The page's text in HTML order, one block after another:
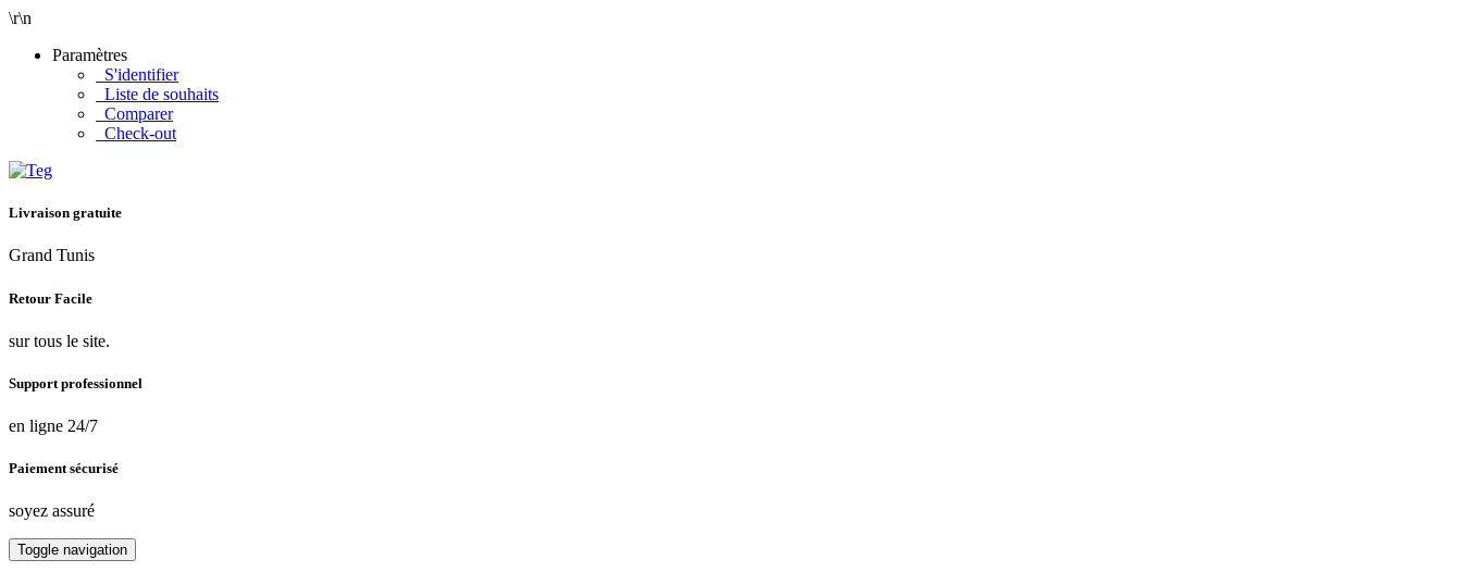
\r\n
Paramètres
S'identifier
Liste de souhaits
Comparer
Check-out
Livraison gratuite
Grand Tunis
Retour Facile
sur tous le site.
Support professionnel
en ligne 24/7
Paiement sécurisé
soyez assuré
Toggle navigation